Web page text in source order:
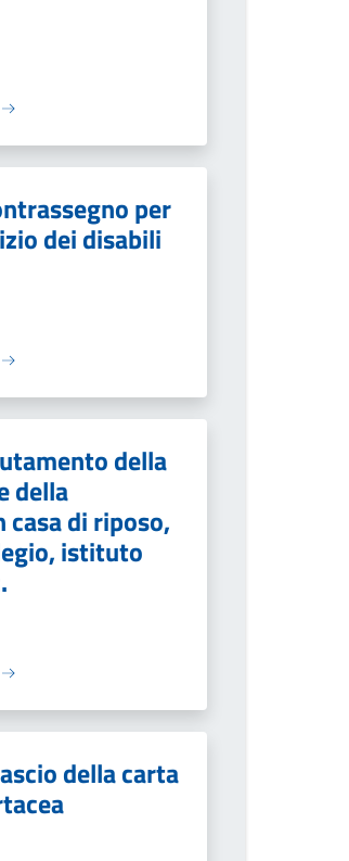
per
dei disabili
della
della
casa di riposo,
istituto
della carta